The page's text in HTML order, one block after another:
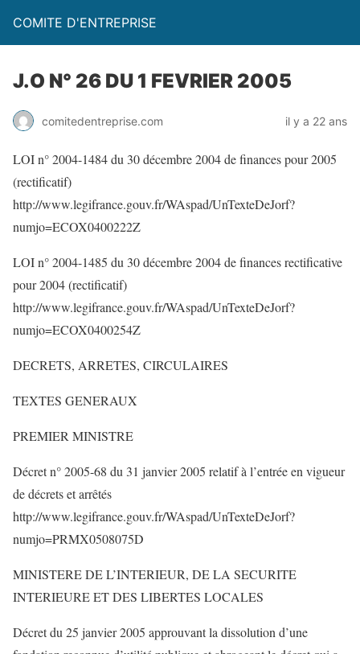
COMITE D'ENTREPRISE
J.O N° 26 DU 1 FEVRIER 2005
comitedentreprise.com il y a 22 ans
LOI n° 2004-1484 du 30 décembre 2004 de finances pour 2005
(rectificatif)
http://www.legifrance.gouv.fr/WAspad/UnTexteDeJorf?
numjo=ECOX0400222Z
LOI n° 2004-1485 du 30 décembre 2004 de finances rectificative
pour 2004 (rectificatif)
http://www.legifrance.gouv.fr/WAspad/UnTexteDeJorf?
numjo=ECOX0400254Z
DECRETS, ARRETES, CIRCULAIRES
TEXTES GENERAUX
PREMIER MINISTRE
Décret n° 2005-68 du 31 janvier 2005 relatif à l’entrée en vigueur
de décrets et arrêtés
http://www.legifrance.gouv.fr/WAspad/UnTexteDeJorf?
numjo=PRMX0508075D
MINISTERE DE L’INTERIEUR, DE LA SECURITE
INTERIEURE ET DES LIBERTES LOCALES
Décret du 25 janvier 2005 approuvant la dissolution d’une